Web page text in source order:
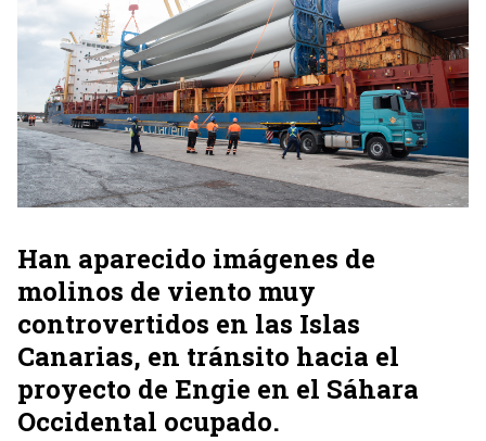
Han aparecido imágenes de
molinos de viento muy
controvertidos en las Islas
Canarias, en tránsito hacia el
proyecto de Engie en el Sáhara
Occidental ocupado.